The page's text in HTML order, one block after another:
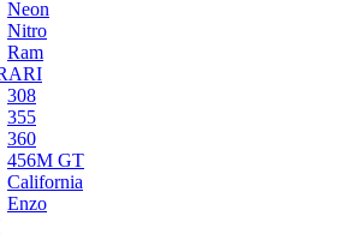
Neon
Nitro
Ram
308
355
360
456M GT
California
Enzo